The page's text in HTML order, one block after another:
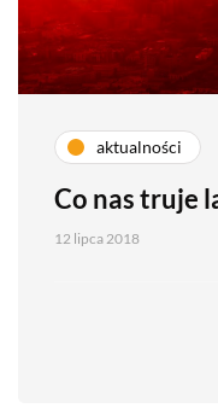
aktualności
Co nas truje
12 lipca 2018